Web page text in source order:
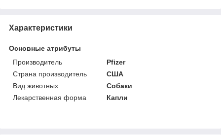
Характеристики
Основные атрибуты
Производитель
Pfizer
Страна производитель
США
Вид животных
Собаки
Лекарственная форма
Капли